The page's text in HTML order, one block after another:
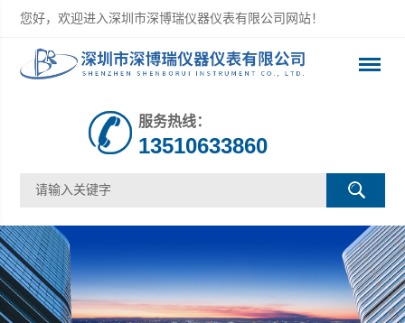
您好，欢迎进入深圳市深博瑞仪器仪表有限公司网站！
服务热线：
13510633860